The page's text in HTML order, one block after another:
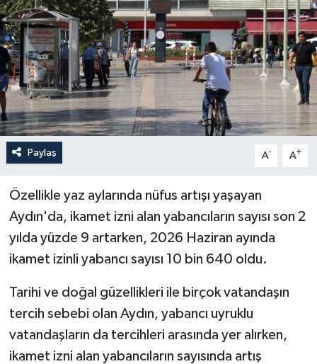
Paylaş A- A+
Özellikle yaz aylarında nüfus artışı yaşayan
Aydın'da, ikamet izni alan yabancıların sayısı son 2
yılda yüzde 9 artarken, 2026 Haziran ayında
ikamet izinli yabancı sayısı 10 bin 640 oldu.
Tarihi ve doğal güzellikleri ile birçok vatandaşın
tercih sebebi olan Aydın, yabancı uyruklu
vatandaşların da tercihleri arasında yer alırken,
ikamet izni alan yabancıların sayısında artış